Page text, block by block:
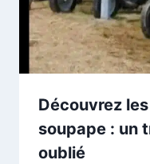
Découvrez
soupape : un
oublié